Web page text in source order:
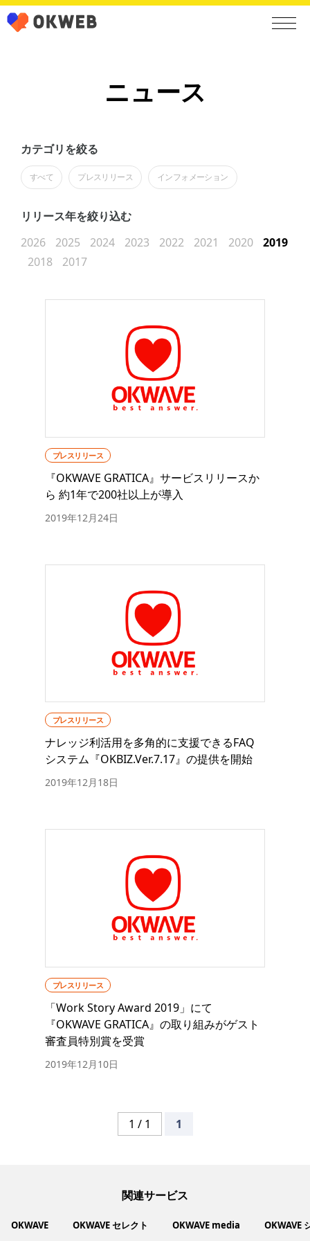
ニュース
カテゴリを絞る
すべて プレスリリース インフォメーション
リリース年を絞り込む
2026
2025 2024 2023 2022 2021 2020
2019
2018
2017
プレスリリース
『OKWAVE GRATICA』サービスリリースか
ら 約1年で200社以上が導入
2019年12月24日
プレスリリース
ナレッジ利活用を多角的に支援できるFAQ
システム『OKBIZ.Ver.7.17』の提供を開始
2019年12月18日
プレスリリース
「Work Story Award 2019」にて
『OKWAVE GRATICA』の取り組みがゲスト
審査員特別賞を受賞
2019年12月10日
1 / 1 1
関連サービス
OKWAVE OKWAVE セレクト OKWAVE media OKWAVE